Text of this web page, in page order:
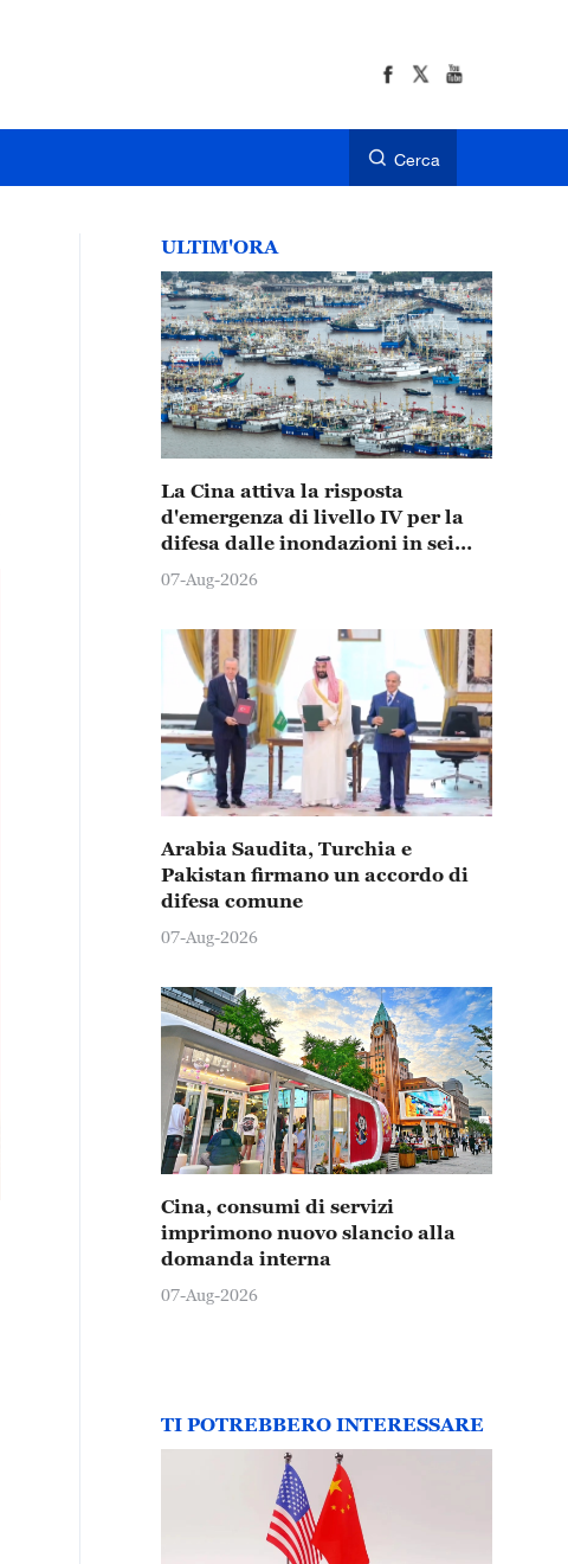
Cerca
ULTIM'ORA
La Cina attiva la risposta
d'emergenza di livello IV per la
difesa dalle inondazioni in sei
province e città
07-Aug-2026
Arabia Saudita, Turchia e
Pakistan firmano un accordo di
difesa comune
07-Aug-2026
Cina, consumi di servizi
imprimono nuovo slancio alla
domanda interna
07-Aug-2026
TI POTREBBERO INTERESSARE